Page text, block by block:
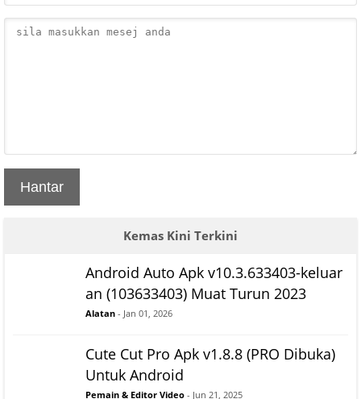
Hantar
Kemas Kini Terkini
Android Auto Apk v10.3.633403-keluar
an (103633403) Muat Turun 2023
Alatan - Jan 01, 2026
Cute Cut Pro Apk v1.8.8 (PRO Dibuka)
Untuk Android
Pemain & Editor Video - Jun 21, 2025